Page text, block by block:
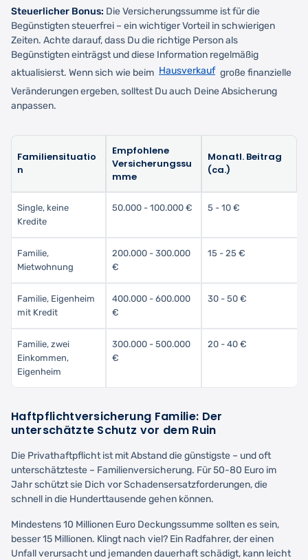
Steuerlicher Bonus: Die Versicherungssumme ist für die
Begünstigten steuerfrei – ein wichtiger Vorteil in schwierigen
Zeiten. Achte darauf, dass Du die richtige Person als
Begünstigten einträgst und diese Information regelmäßig
aktualisierst. Wenn sich wie beim Hausverkauf große finanzielle
Veränderungen ergeben, solltest Du auch Deine Absicherung
anpassen.
Familiensituatio
n
Empfohlene
Versicherungssu
mme
Monatl. Beitrag
(ca.)
Single, keine
Kredite
50.000 - 100.000 € 5 - 10 €
Familie,
Mietwohnung
200.000 - 300.000
€
15 - 25 €
Familie, Eigenheim
mit Kredit
400.000 - 600.000
€
30 - 50 €
Familie, zwei
Einkommen,
Eigenheim
300.000 - 500.000
€
20 - 40 €
Haftpflichtversicherung Familie: Der
unterschätzte Schutz vor dem Ruin
Die Privathaftpflicht ist mit Abstand die günstigste – und oft
unterschätzteste – Familienversicherung. Für 50-80 Euro im
Jahr schützt sie Dich vor Schadensersatzforderungen, die
schnell in die Hunderttausende gehen können.
Mindestens 10 Millionen Euro Deckungssumme sollten es sein,
besser 15 Millionen. Klingt nach viel? Ein Radfahrer, der einen
Unfall verursacht und jemanden dauerhaft schädigt, kann leicht